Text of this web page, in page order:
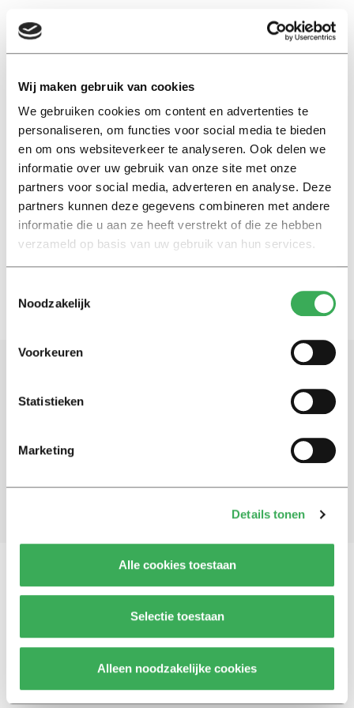
Wij maken gebruik van cookies
We gebruiken cookies om content en advertenties te
personaliseren, om functies voor social media te bieden
en om ons websiteverkeer te analyseren. Ook delen we
informatie over uw gebruik van onze site met onze
partners voor social media, adverteren en analyse. Deze
partners kunnen deze gegevens combineren met andere
informatie die u aan ze heeft verstrekt of die ze hebben
verzameld op basis van uw gebruik van hun services.
Noodzakelijk
Voorkeuren
Statistieken
Marketing
Details tonen
Alle cookies toestaan
Selectie toestaan
Alleen noodzakelijke cookies
EN
Alokendu Patnaik
Nieuws
Protest tegen hoofdspreker
opening academisch jaar
Wageningen
04 september 2017
Blijf op de hoogte. Meld je aan voor de nieuwsbrief van
Aanmelden
Vragen, opmerkingen of tips?
© 2026 -Over ons Disclaimer Adverteren Werken bij Contact